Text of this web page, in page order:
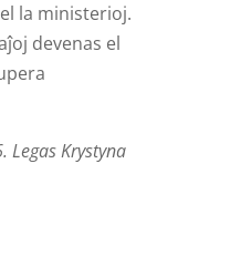
la ministerioj.
devenas el
Legas Krystyna